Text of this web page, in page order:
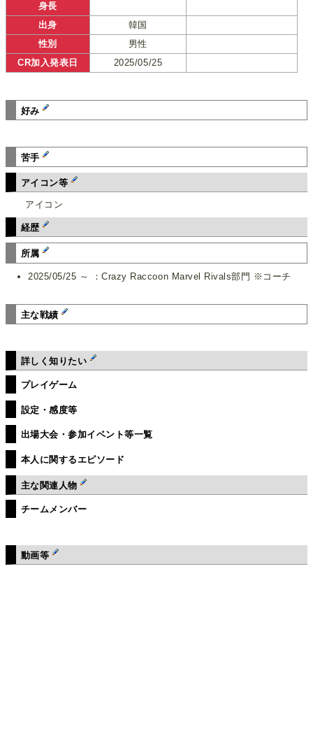
身長
出身
韓国
性別
男性
CR加入発表日
2025/05/25
好み
苦手
アイコン等
アイコン
経歴
所属
2025/05/25 ～ ：Crazy Raccoon Marvel Rivals部門 ※コーチ
主な戦績
詳しく知りたい
プレイゲーム
設定・感度等
出場大会・参加イベント等一覧
本人に関するエピソード
主な関連人物
チームメンバー
動画等